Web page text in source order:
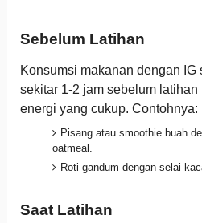
Sebelum Latihan
Konsumsi makanan dengan
sekitar 1-2 jam sebelum
energi yang cukup. Contohnya:
Pisang atau smoothie buah
oatmeal.
Roti gandum dengan selai
Saat Latihan